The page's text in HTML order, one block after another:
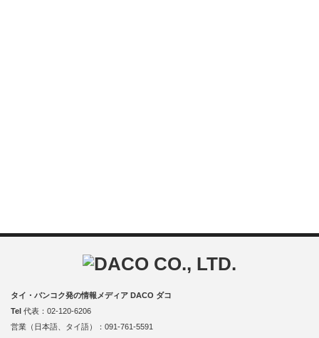
タイ・バンコク発の情報メディア DACO ダコ
Tel 代表：02-120-6206
営業（日本語、タイ語）：091-761-5591